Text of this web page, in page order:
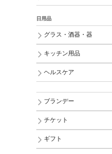
日用品
グラス・酒器・器
キッチン用品
ヘルスケア
ブランデー
チケット
ギフト